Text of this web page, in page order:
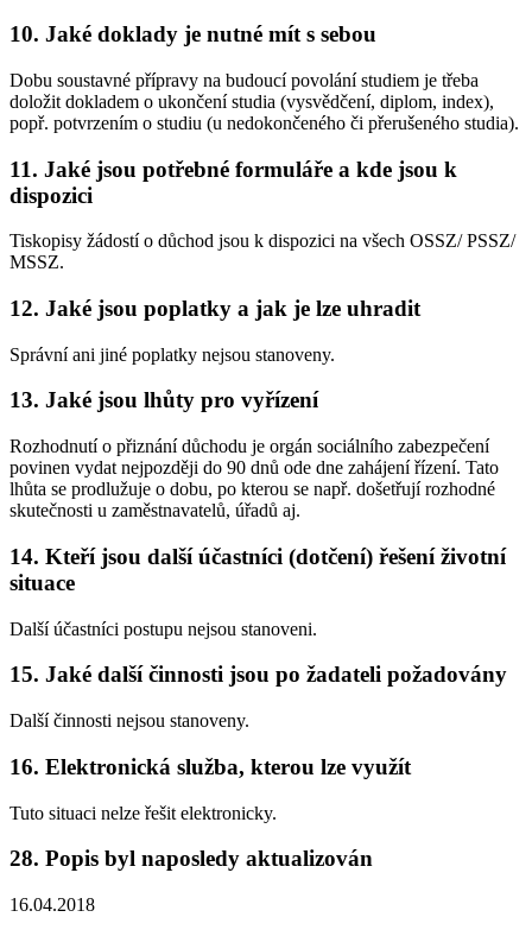
10. Jaké doklady je nutné mít s sebou
Dobu soustavné přípravy na budoucí povolání studiem je třeba
doložit dokladem o ukončení studia (vysvědčení, diplom, index),
popř. potvrzením o studiu (u nedokončeného či přerušeného studia).
11. Jaké jsou potřebné formuláře a kde jsou k
dispozici
Tiskopisy žádostí o důchod jsou k dispozici na všech OSSZ/ PSSZ/
MSSZ.
12. Jaké jsou poplatky a jak je lze uhradit
Správní ani jiné poplatky nejsou stanoveny.
13. Jaké jsou lhůty pro vyřízení
Rozhodnutí o přiznání důchodu je orgán sociálního zabezpečení
povinen vydat nejpozději do 90 dnů ode dne zahájení řízení. Tato
lhůta se prodlužuje o dobu, po kterou se např. došetřují rozhodné
skutečnosti u zaměstnavatelů, úřadů aj.
14. Kteří jsou další účastníci (dotčení) řešení životní
situace
Další účastníci postupu nejsou stanoveni.
15. Jaké další činnosti jsou po žadateli požadovány
Další činnosti nejsou stanoveny.
16. Elektronická služba, kterou lze využít
Tuto situaci nelze řešit elektronicky.
28. Popis byl naposledy aktualizován
16.04.2018